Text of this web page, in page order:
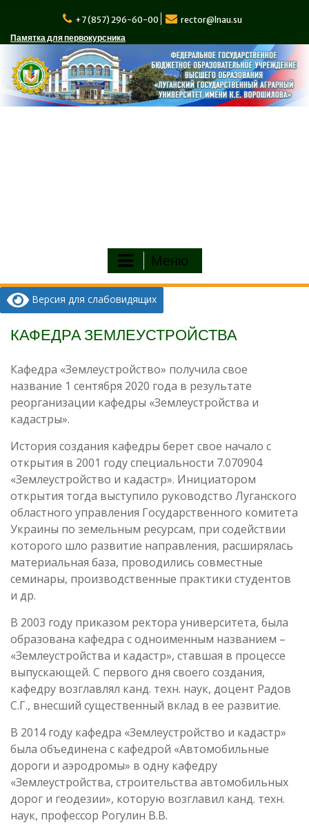
содержимому
+7 (857) 296-60-00
rector@lnau.su
Памятка для первокурсника
Меню
Версия для слабовидящих
КАФЕДРА ЗЕМЛЕУСТРОЙСТВА
Кафедра «Землеустройство» получила свое
название 1 сентября 2020 года в результате
реорганизации кафедры «Землеустройства и
кадастры».
История создания кафедры берет свое начало с
открытия в 2001 году специальности 7.070904
«Землеустройство и кадастр». Инициатором
открытия тогда выступило руководство Луганского
областного управления Государственного комитета
Украины по земельным ресурсам, при содействии
которого шло развитие направления, расширялась
материальная база, проводились совместные
семинары, производственные практики студентов
и др.
В 2003 году приказом ректора университета, была
образована кафедра с одноименным названием –
«Землеустройства и кадастр», ставшая в процессе
выпускающей. С первого дня своего создания,
кафедру возглавлял канд. техн. наук, доцент Радов
С.Г., внесший существенный вклад в ее развитие.
В 2014 году кафедра «Землеустройство и кадастр»
была объединена с кафедрой «Автомобильные
дороги и аэродромы» в одну кафедру
«Землеустройства, строительства автомобильных
дорог и геодезии», которую возглавил канд. техн.
наук, профессор Рогулин В.В.